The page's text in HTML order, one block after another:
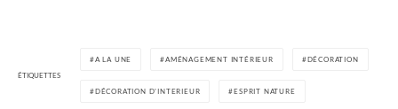
ÉTIQUETTES
A LA UNE AMÉNAGEMENT INTÉRIEUR DÉCORATION
DÉCORATION D'INTERIEUR ESPRIT NATURE